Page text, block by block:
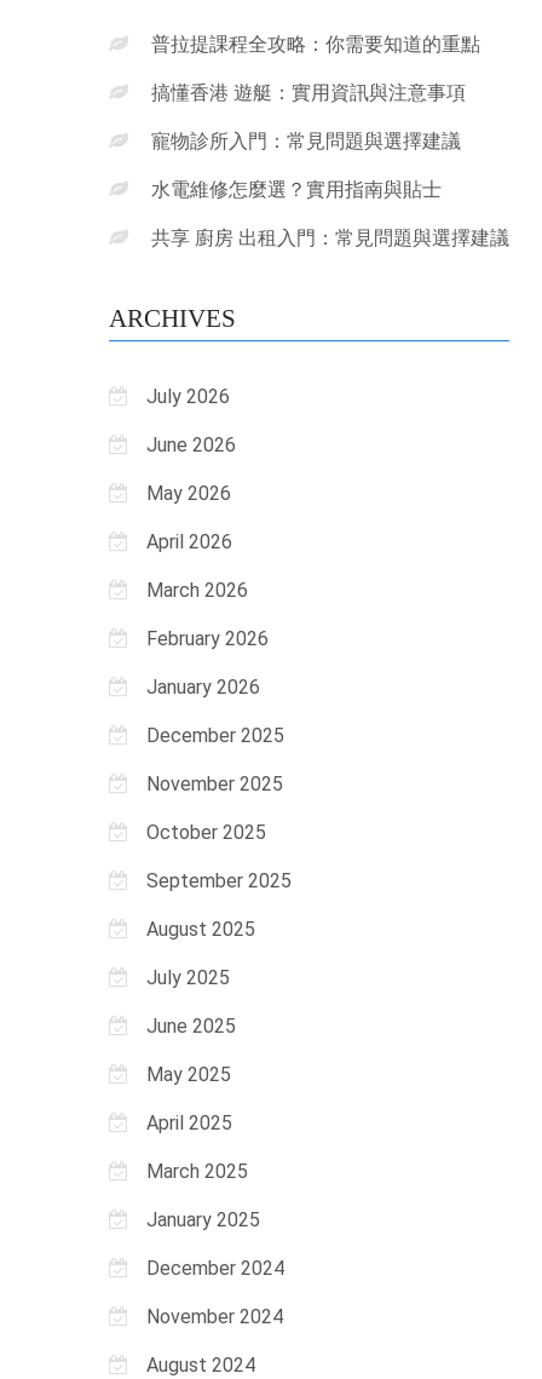
普拉提課程全攻略：你需要知道的重點
搞懂香港 遊艇：實用資訊與注意事項
寵物診所入門：常見問題與選擇建議
水電維修怎麼選？實用指南與貼士
共享 廚房 出租入門：常見問題與選擇建議
ARCHIVES
July 2026
June 2026
May 2026
April 2026
March 2026
February 2026
January 2026
December 2025
November 2025
October 2025
September 2025
August 2025
July 2025
June 2025
May 2025
April 2025
March 2025
January 2025
December 2024
November 2024
August 2024